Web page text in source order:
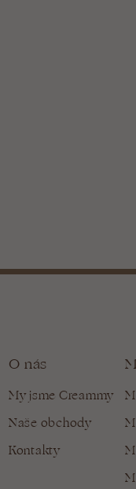
O nás
My jsme Creammy
Naše obchody
Kontakty